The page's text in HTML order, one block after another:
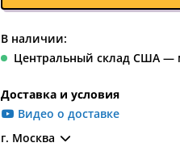
В наличии:
Центральный склад США —
Доставка и условия
Видео о доставке
г. Москва